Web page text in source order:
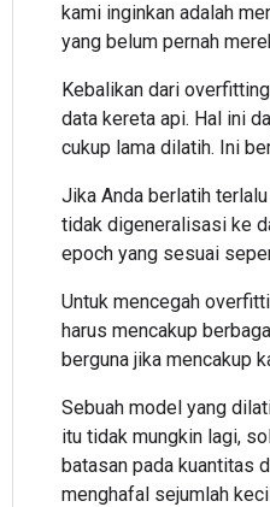
kami inginkan adalah
yang belum pernah
Kebalikan dari
data kereta api. Hal ini
cukup lama dilatih. Ini
Jika Anda berlatih
tidak digeneralisasi ke
epoch yang sesuai
Untuk mencegah
harus mencakup
berguna jika mencakup
Sebuah model yang
itu tidak mungkin lagi,
batasan pada kuantitas
menghafal sejumlah